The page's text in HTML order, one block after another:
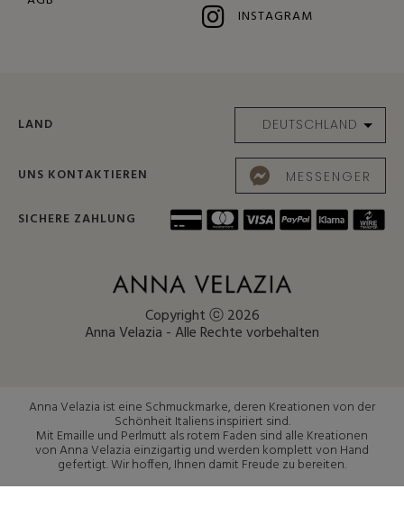
INSTAGRAM
LAND
UNS KONTAKTIEREN MESSENGER
SICHERE ZAHLUNG
Copyright ⓒ 2026
Anna Velazia - Alle Rechte vorbehalten
Anna Velazia ist eine Schmuckmarke, deren Kreationen von der
Schönheit Italiens inspiriert sind.
Mit Emaille und Perlmutt als rotem Faden sind alle Kreationen
von Anna Velazia einzigartig und werden komplett von Hand
gefertigt. Wir hoffen, Ihnen damit Freude zu bereiten.